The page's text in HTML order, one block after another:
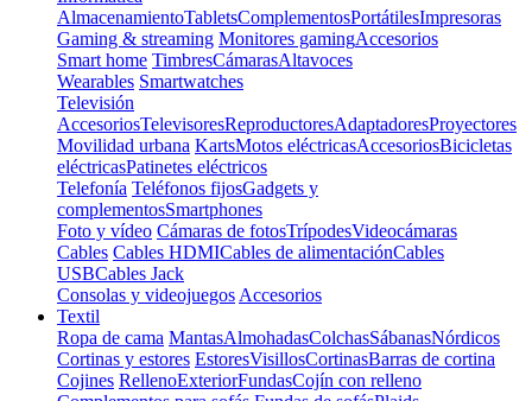
AlmacenamientoTabletsComplementosPortátilesImpresoras
Gaming & streaming Monitores gamingAccesorios
Smart home TimbresCámarasAltavoces
Wearables Smartwatches
Televisión
AccesoriosTelevisoresReproductoresAdaptadoresProyectores
Movilidad urbana KartsMotos eléctricasAccesoriosBicicletas
eléctricasPatinetes eléctricos
Telefonía Teléfonos fijosGadgets y
complementosSmartphones
Foto y vídeo Cámaras de fotosTrípodesVideocámaras
Cables Cables HDMICables de alimentaciónCables
USBCables Jack
Consolas y videojuegos Accesorios
Textil
Ropa de cama MantasAlmohadasColchasSábanasNórdicos
Cortinas y estores EstoresVisillosCortinasBarras de cortina
Cojines RellenoExteriorFundasCojín con relleno